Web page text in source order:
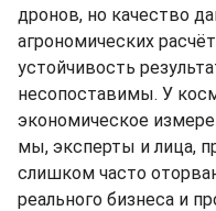
дронов, но качество
агрономических
устойчивость
несопоставимы. У
экономическое
мы, эксперты и лица,
слишком часто
реального бизнеса и